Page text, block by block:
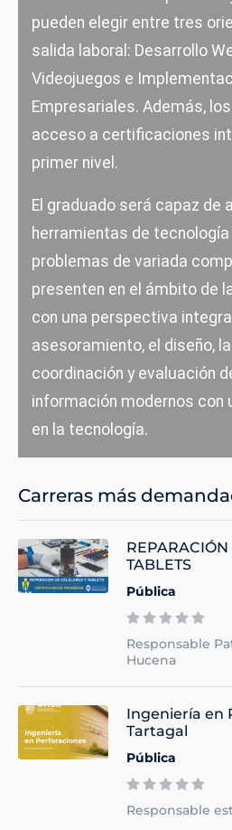
pueden elegir entre tres
salida laboral: Desarrollo
Videojuegos e
Empresariales. Además,
acceso a certificaciones
primer nivel.
El graduado será capaz de
herramientas de
problemas de variada
presenten en el ámbito de
con una perspectiva
asesoramiento, el diseño,
coordinación y evaluación
información modernos con
en la tecnología.
Carreras más
TABLETS
Pública
Responsable
Hucena
Ingeniería en
Tartagal
Pública
Responsable